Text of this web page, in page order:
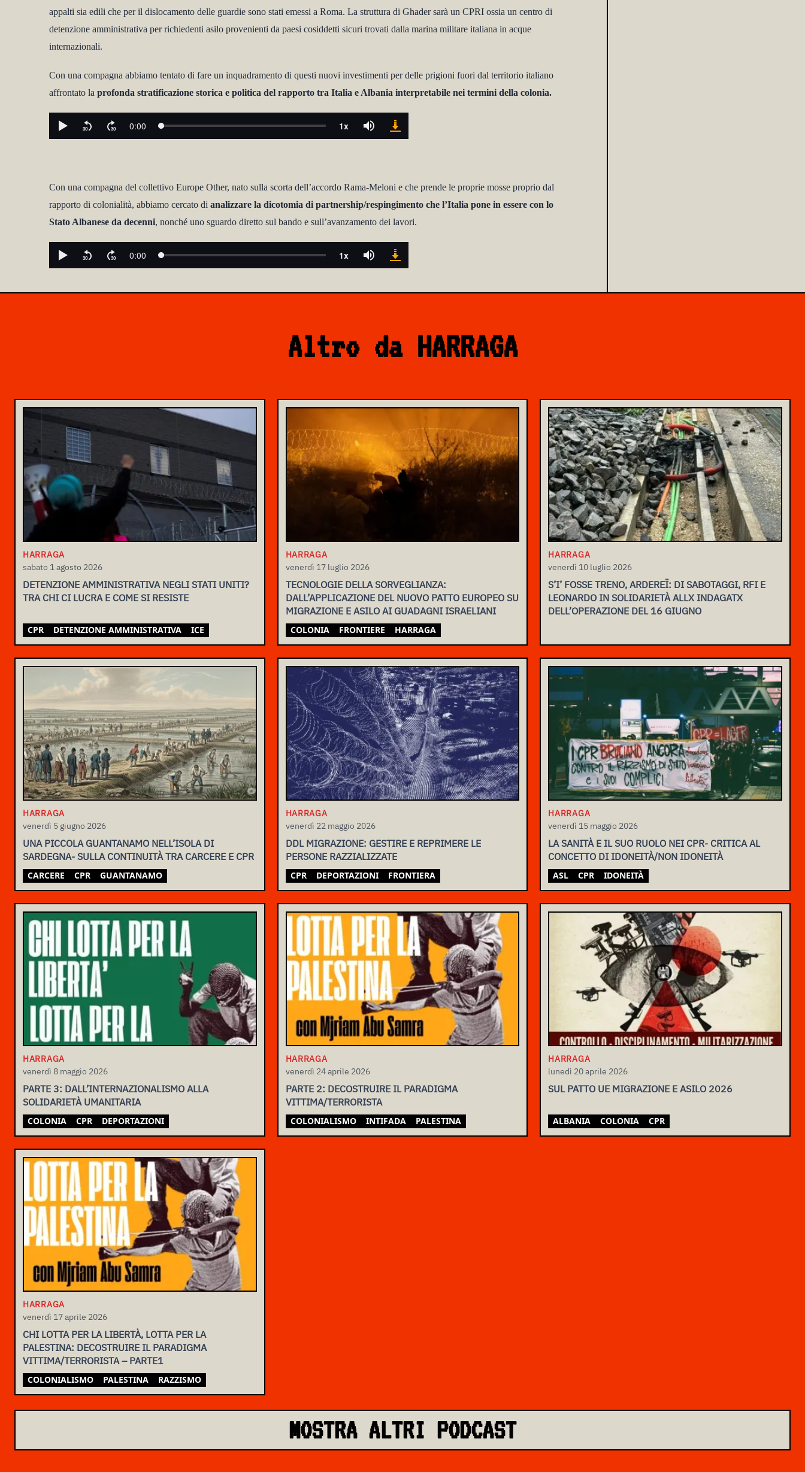
appalti sia edili che per il dislocamento delle guardie sono stati emessi a Roma. La struttura di Ghader sarà un CPRI ossia un centro di
detenzione amministrativa per richiedenti asilo provenienti da paesi cosiddetti sicuri trovati dalla marina militare italiana in acque
internazionali.
Con una compagna abbiamo tentato di fare un inquadramento di questi nuovi investimenti per delle prigioni fuori dal territorio italiano
affrontato la profonda stratificazione storica e politica del rapporto tra Italia e Albania interpretabile nei termini della colonia.
Con una compagna del collettivo Europe Other, nato sulla scorta dell’accordo Rama-Meloni e che prende le proprie mosse proprio dal
rapporto di colonialità, abbiamo cercato di analizzare la dicotomia di partnership/respingimento che l’Italia pone in essere con lo
Stato Albanese da decenni, nonché uno sguardo diretto sul bando e sull’avanzamento dei lavori.
Altro da HARRAGA
HARRAGA
sabato 1 agosto 2026
DETENZIONE AMMINISTRATIVA NEGLI STATI UNITI?
TRA CHI CI LUCRA E COME SI RESISTE
CPR DETENZIONE AMMINISTRATIVA ICE
HARRAGA
venerdì 17 luglio 2026
TECNOLOGIE DELLA SORVEGLIANZA:
DALL’APPLICAZIONE DEL NUOVO PATTO EUROPEO SU
MIGRAZIONE E ASILO AI GUADAGNI ISRAELIANI
COLONIA FRONTIERE HARRAGA
HARRAGA
venerdì 10 luglio 2026
S’I’ FOSSE TRENO, ARDEREÏ: DI SABOTAGGI, RFI E
LEONARDO IN SOLIDARIETÀ ALLX INDAGATX
DELL’OPERAZIONE DEL 16 GIUGNO
HARRAGA
venerdì 5 giugno 2026
UNA PICCOLA GUANTANAMO NELL’ISOLA DI
SARDEGNA- SULLA CONTINUITÀ TRA CARCERE E CPR
CARCERE CPR GUANTANAMO
HARRAGA
venerdì 22 maggio 2026
DDL MIGRAZIONE: GESTIRE E REPRIMERE LE
PERSONE RAZZIALIZZATE
CPR DEPORTAZIONI FRONTIERA
HARRAGA
venerdì 15 maggio 2026
LA SANITÀ E IL SUO RUOLO NEI CPR- CRITICA AL
CONCETTO DI IDONEITÀ/NON IDONEITÀ
ASL CPR IDONEITÀ
HARRAGA
venerdì 8 maggio 2026
PARTE 3: DALL’INTERNAZIONALISMO ALLA
SOLIDARIETÀ UMANITARIA
COLONIA CPR DEPORTAZIONI
HARRAGA
venerdì 24 aprile 2026
PARTE 2: DECOSTRUIRE IL PARADIGMA
VITTIMA/TERRORISTA
COLONIALISMO INTIFADA PALESTINA
HARRAGA
lunedì 20 aprile 2026
SUL PATTO UE MIGRAZIONE E ASILO 2026
ALBANIA COLONIA CPR
HARRAGA
venerdì 17 aprile 2026
CHI LOTTA PER LA LIBERTÀ, LOTTA PER LA
PALESTINA: DECOSTRUIRE IL PARADIGMA
VITTIMA/TERRORISTA – PARTE1
COLONIALISMO PALESTINA RAZZISMO
MOSTRA ALTRI PODCAST